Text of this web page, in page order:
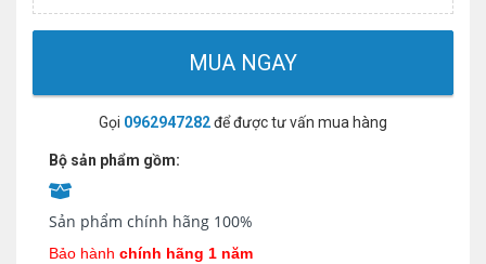
MUA NGAY
Gọi 0962947282để được tư vấn mua hàng
Bộ sản phẩm gồm:
Sản phẩm chính hãng 100%
Bảo hành chính hãng 1 năm